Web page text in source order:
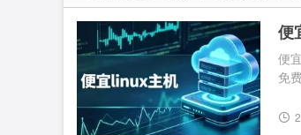
便
便
免
控